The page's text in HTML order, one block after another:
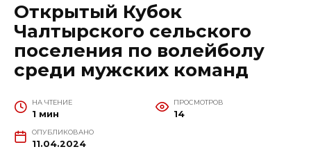
Открытый Кубок
Чалтырского сельского
поселения по волейболу
среди мужских команд
НА ЧТЕНИЕ
1 мин
ПРОСМОТРОВ
14
ОПУБЛИКОВАНО
11.04.2024